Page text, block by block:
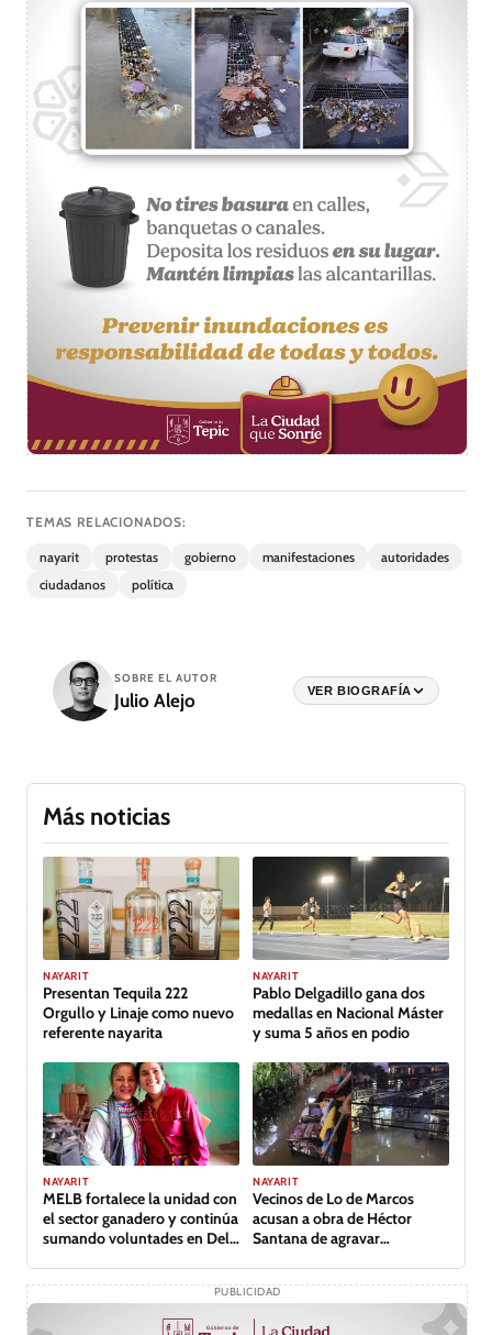
TEMAS RELACIONADOS:
nayarit protestas gobierno manifestaciones
autoridades
ciudadanos
política
SOBRE EL AUTOR
Julio Alejo VER BIOGRAFÍA
Más noticias
GALERÍA
NAYARIT
Presentan Tequila 222
Orgullo y Linaje como nuevo
referente nayarita
NAYARIT
Pablo Delgadillo gana dos
medallas en Nacional Máster
y suma 5 años en podio
NAYARIT
MELB fortalece la unidad con
el sector ganadero y continúa
sumando voluntades en Del
NAYARIT
Vecinos de Lo de Marcos
acusan a obra de Héctor
Santana de agravar
PUBLICIDAD